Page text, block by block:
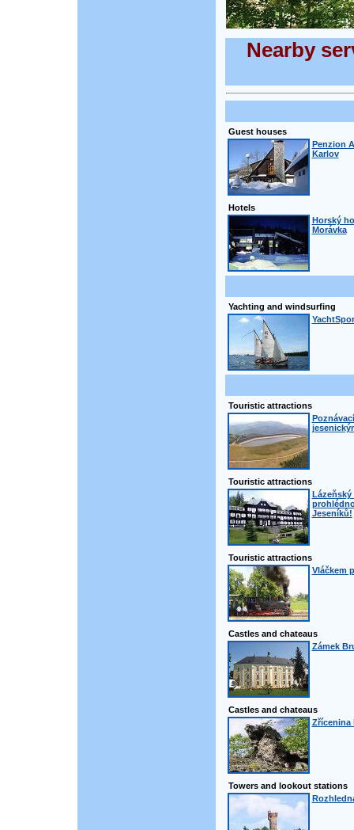
Nearby
Guest houses
Penzion
Karlov
Hotels
Horský
Morávka
Yachting and windsurfing
Touristic attractions
Touristic attractions
Jeseníků!
Touristic attractions
Vláčkem
Castles and chateaus
Zámek
Castles and chateaus
Zřícenina
Towers and lookout stations